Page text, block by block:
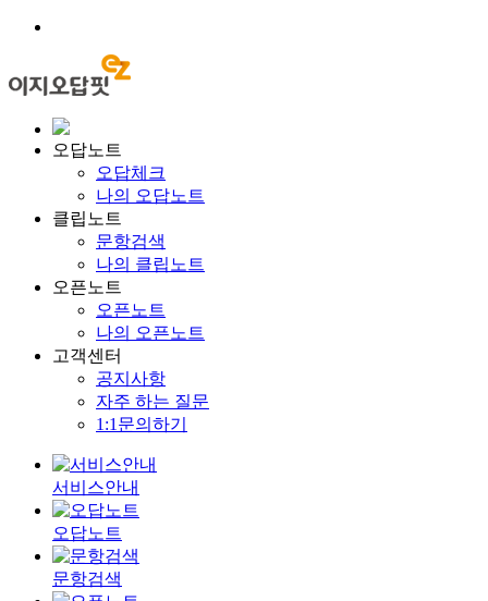
오답노트
오답체크
나의 오답노트
클립노트
문항검색
나의 클립노트
오픈노트
오픈노트
나의 오픈노트
고객센터
공지사항
자주 하는 질문
1:1문의하기
서비스안내
오답노트
문항검색